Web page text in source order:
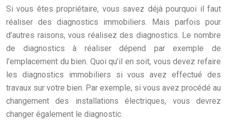
Si vous êtes propriétaire, vous savez déjà pourquoi il faut
réaliser des diagnostics immobiliers. Mais parfois pour
d’autres raisons, vous réalisez des diagnostics. Le nombre
de diagnostics à réaliser dépend par exemple de
l’emplacement du bien. Quoi qu’il en soit, vous devez refaire
les diagnostics immobiliers si vous avez effectué des
travaux sur votre bien. Par exemple, si vous avez procédé au
changement des installations électriques, vous devrez
changer également le diagnostic.